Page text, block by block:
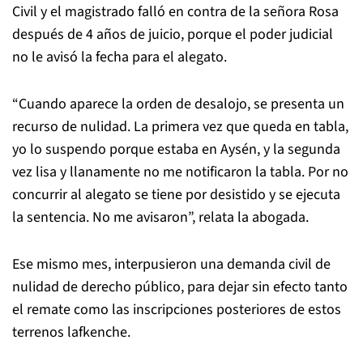
Civil y el magistrado falló en contra de la señora Rosa
después de 4 años de juicio, porque el poder judicial
no le avisó la fecha para el alegato.
“Cuando aparece la orden de desalojo, se presenta un
recurso de nulidad. La primera vez que queda en tabla,
yo lo suspendo porque estaba en Aysén, y la segunda
vez lisa y llanamente no me notificaron la tabla. Por no
concurrir al alegato se tiene por desistido y se ejecuta
la sentencia. No me avisaron”, relata la abogada.
Ese mismo mes, interpusieron una demanda civil de
nulidad de derecho público, para dejar sin efecto tanto
el remate como las inscripciones posteriores de estos
terrenos lafkenche.